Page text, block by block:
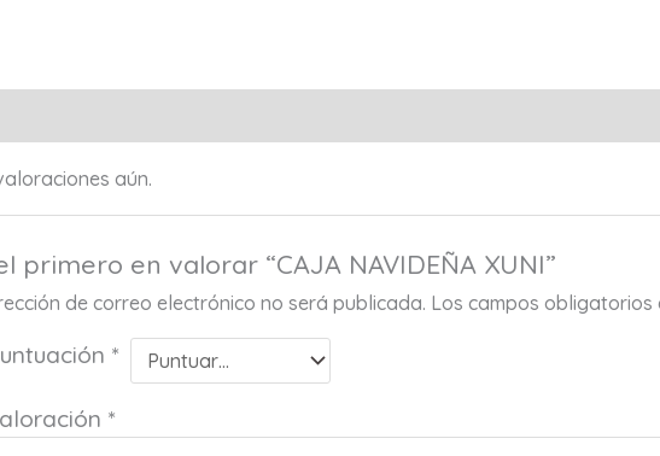
aún.
primero en valorar “CAJA NAVIDEÑA XUNI”
de correo electrónico no será publicada. Los campos
*
*